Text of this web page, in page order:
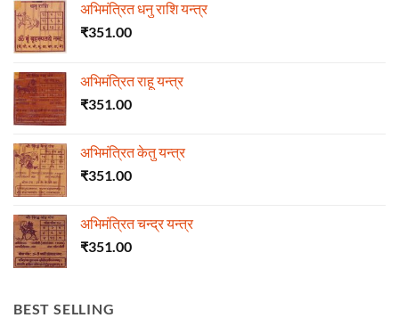
अभिमंत्रित धनु राशि यन्त्र
₹351.00
अभिमंत्रित राहू यन्त्र
₹351.00
अभिमंत्रित केतु यन्त्र
₹351.00
अभिमंत्रित चन्द्र यन्त्र
₹351.00
BEST SELLING